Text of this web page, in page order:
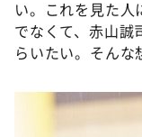
い。これを見た人
でなくて、赤山誠
らいたい。そんな